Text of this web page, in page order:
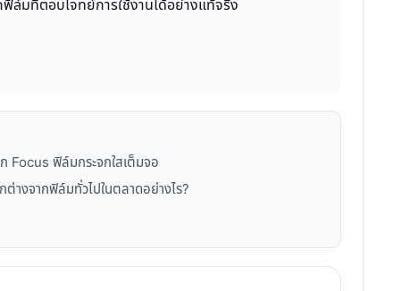
มที่ตอบโจทย์การใช้งานได้อย่างแท้จริง
Focus ฟิล์มกระจกใสเต็มจอ
างจากฟิล์มทั่วไปในตลาดอย่างไร?